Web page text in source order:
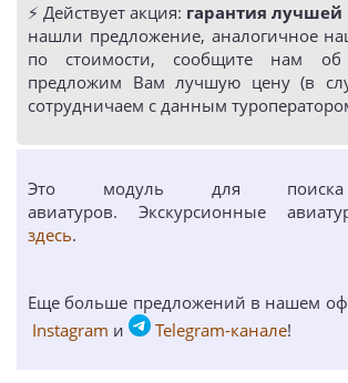
⚡️ Действует акция: гарантия
нашли предложение, аналогичное
по стоимости, сообщите нам
предложим Вам лучшую цену (в
сотрудничаем с данным
Это модуль для поиска
авиатуров. Экскурсионные
здесь.
Еще больше предложений в нашем
Instagram и Telegram-канале!